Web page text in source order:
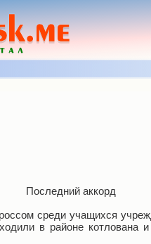
Последний аккорд
среди учащихся
в районе